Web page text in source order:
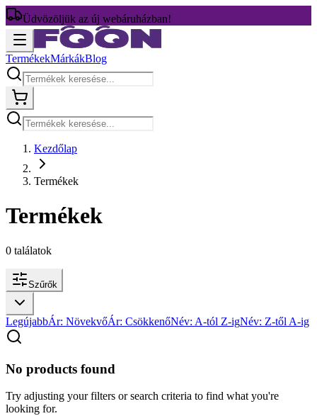
Üdvözöljük az új webáruházban!
TermékekMárkákBlog
Kezdőlap
Termékek
Termékek
0 találatok
Szűrők
LegújabbÁr: NövekvőÁr: CsökkenőNév: A-tól Z-igNév: Z-től A-ig
No products found
Try adjusting your filters or search criteria to find what you're
looking for.